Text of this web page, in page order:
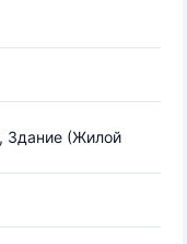
Здание (Жилой